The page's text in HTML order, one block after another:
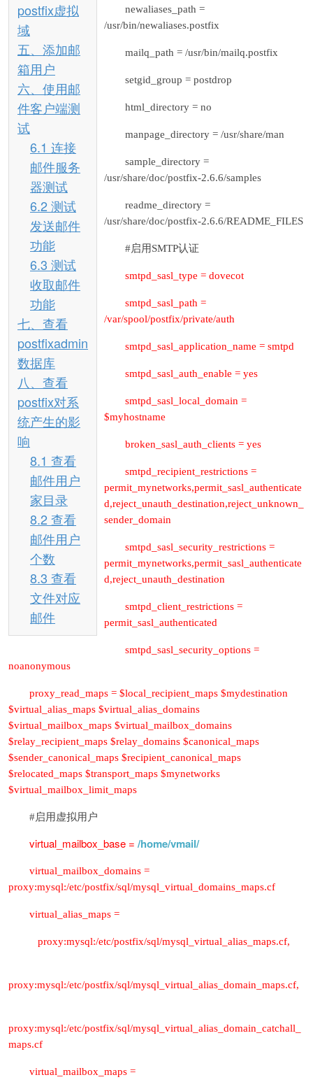
postfix虚拟
域
五、添加邮
箱用户
六、使用邮
件客户端测
试
6.1 连接
邮件服务
器测试
6.2 测试
发送邮件
功能
6.3 测试
收取邮件
功能
七、查看
postfixadmin
数据库
八、查看
postfix对系
统产生的影
响
8.1 查看
邮件用户
家目录
8.2 查看
邮件用户
个数
8.3 查看
文件对应
邮件
newaliases_path =
/usr/bin/newaliases.postfix
mailq_path = /usr/bin/mailq.postfix
setgid_group = postdrop
html_directory = no
manpage_directory = /usr/share/man
sample_directory =
/usr/share/doc/postfix-2.6.6/samples
readme_directory =
/usr/share/doc/postfix-2.6.6/README_FILES
#启用SMTP认证
smtpd_sasl_type = dovecot
smtpd_sasl_path =
/var/spool/postfix/private/auth
smtpd_sasl_application_name = smtpd
smtpd_sasl_auth_enable = yes
smtpd_sasl_local_domain =
$myhostname
broken_sasl_auth_clients = yes
smtpd_recipient_restrictions =
permit_mynetworks,permit_sasl_authenticate
d,reject_unauth_destination,reject_unknown_
sender_domain
smtpd_sasl_security_restrictions =
permit_mynetworks,permit_sasl_authenticate
d,reject_unauth_destination
smtpd_client_restrictions =
permit_sasl_authenticated
smtpd_sasl_security_options =
noanonymous
proxy_read_maps = $local_recipient_maps $mydestination
$virtual_alias_maps $virtual_alias_domains
$virtual_mailbox_maps $virtual_mailbox_domains
$relay_recipient_maps $relay_domains $canonical_maps
$sender_canonical_maps $recipient_canonical_maps
$relocated_maps $transport_maps $mynetworks
$virtual_mailbox_limit_maps
#启用虚拟用户
virtual_mailbox_base = /home/vmail/
virtual_mailbox_domains =
proxy:mysql:/etc/postfix/sql/mysql_virtual_domains_maps.cf
virtual_alias_maps =
proxy:mysql:/etc/postfix/sql/mysql_virtual_alias_maps.cf,
proxy:mysql:/etc/postfix/sql/mysql_virtual_alias_domain_maps.cf,
proxy:mysql:/etc/postfix/sql/mysql_virtual_alias_domain_catchall_
maps.cf
virtual_mailbox_maps =